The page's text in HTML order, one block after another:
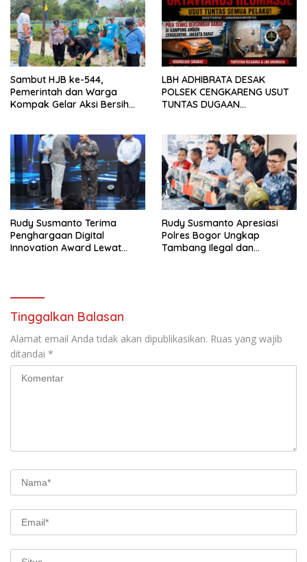
Sambut HJB ke-544,
Pemerintah dan Warga
Kompak Gelar Aksi Bersih
LBH ADHIBRATA DESAK
POLSEK CENGKARENG USUT
TUNTAS DUGAAN
Rudy Susmanto Terima
Penghargaan Digital
Innovation Award Lewat
Rudy Susmanto Apresiasi
Polres Bogor Ungkap
Tambang Ilegal dan
Tinggalkan Balasan
Alamat email Anda tidak akan dipublikasikan. Ruas yang wajib
ditandai *